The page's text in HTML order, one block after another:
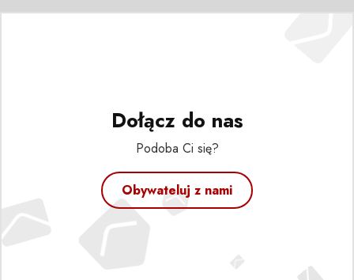
Dołącz do nas
Podoba Ci się?
Obywateluj z nami